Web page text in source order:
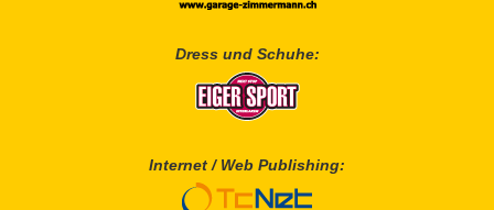
Dress und Schuhe:
Internet / Web Publishing: